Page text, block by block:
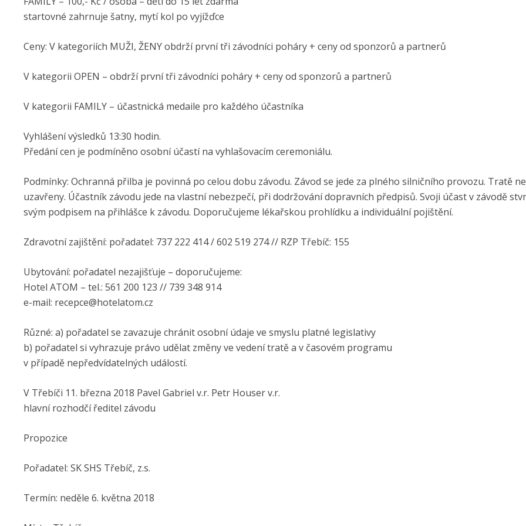
startovné zahrnuje šatny, mytí kol po vyjížďce
Ceny: V kategoriích MUŽI, ŽENY obdrží první tři závodníci poháry + ceny od sponzorů a partnerů
V kategorii OPEN – obdrží první tři závodníci poháry + ceny od sponzorů a partnerů
V kategorii FAMILY – účastnická medaile pro každého účastníka
Vyhlášení výsledků 13:30 hodin.
Předání cen je podmíněno osobní účastí na vyhlašovacím ceremoniálu.
Podmínky: Ochranná přilba je povinná po celou dobu závodu. Závod se jede za plného silničního provozu. Tratě
uzavřeny. Účastník závodu jede na vlastní nebezpečí, při dodržování dopravních předpisů. Svoji účast v závodě
svým podpisem na přihlášce k závodu. Doporučujeme lékařskou prohlídku a individuální pojištění.
Zdravotní zajištění: pořadatel: 737 222 414 / 602 519 274 // RZP Třebíč: 155
Ubytování: pořadatel nezajišťuje – doporučujeme:
Hotel ATOM – tel.: 561 200 123 // 739 348 914
e-mail: recepce@hotelatom.cz
Různé: a) pořadatel se zavazuje chránit osobní údaje ve smyslu platné legislativy
b) pořadatel si vyhrazuje právo udělat změny ve vedení tratě a v časovém programu
v případě nepředvídatelných událostí.
V Třebíči 11. března 2018 Pavel Gabriel v.r. Petr Houser v.r.
hlavní rozhodčí ředitel závodu
Propozice
Pořadatel: SK SHS Třebíč, z.s.
Termín: neděle 6. května 2018